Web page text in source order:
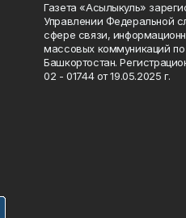
Газета «Асылыкуль»
Управлении Федеральной
сфере связи,
массовых коммуникаций по
Башкортостан.
02 - 01744 от 19.05.2025 г.